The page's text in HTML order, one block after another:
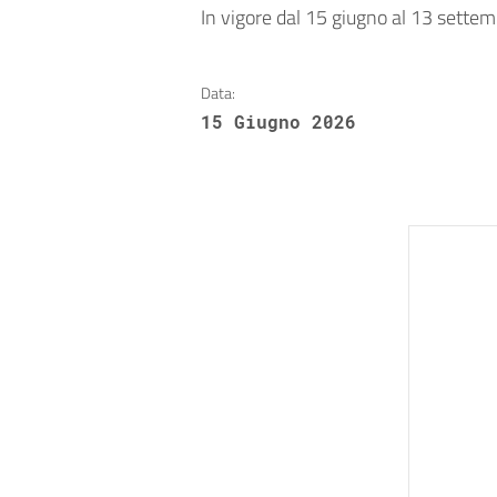
In vigore dal 15 giugno al 13
Data:
15 Giugno 2026